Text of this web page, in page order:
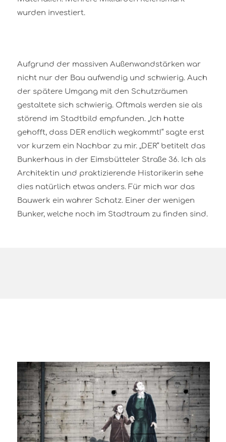
wurden investiert.
Aufgrund der massiven Außenwandstärken war
nicht nur der Bau aufwendig und schwierig. Auch
der spätere Umgang mit den Schutzräumen
gestaltete sich schwierig. Oftmals werden sie als
störend im Stadtbild empfunden. „Ich hatte
gehofft, dass DER endlich wegkommt!“ sagte erst
vor kurzem ein Nachbar zu mir. „DER“ betitelt das
Bunkerhaus in der Eimsbütteler Straße 36. Ich als
Architektin und praktizierende Historikerin sehe
dies natürlich etwas anders. Für mich war das
Bauwerk ein wahrer Schatz. Einer der wenigen
Bunker, welche noch im Stadtraum zu finden sind.